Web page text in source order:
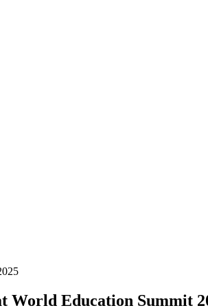
World Education Summit